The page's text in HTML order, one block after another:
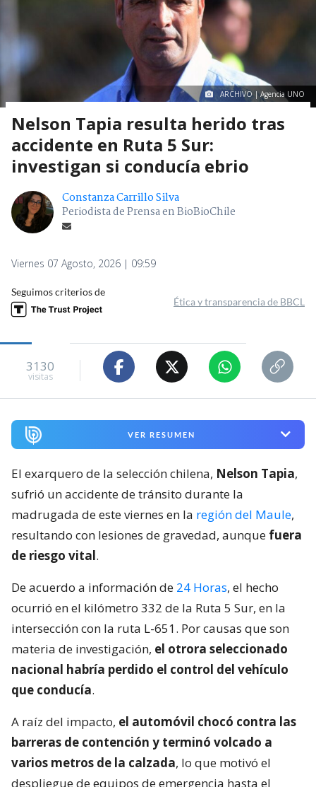
ARCHIVO | Agencia UNO
Nelson Tapia resulta herido tras
accidente en Ruta 5 Sur:
investigan si conducía ebrio
Constanza Carrillo Silva
Periodista de Prensa en BioBioChile
Viernes 07 Agosto, 2026 | 09:59
Seguimos criterios de
Ética y transparencia de BBCL
3130
visitas
VER RESUMEN
El exarquero de la selección chilena, Nelson Tapia,
sufrió un accidente de tránsito durante la
madrugada de este viernes en la región del Maule,
resultando con lesiones de gravedad, aunque fuera
de riesgo vital.
De acuerdo a información de 24 Horas, el hecho
ocurrió en el kilómetro 332 de la Ruta 5 Sur, en la
intersección con la ruta L-651. Por causas que son
materia de investigación, el otrora seleccionado
nacional habría perdido el control del vehículo
que conducía.
A raíz del impacto, el automóvil chocó contra las
barreras de contención y terminó volcado a
varios metros de la calzada, lo que motivó el
despliegue de equipos de emergencia hasta el